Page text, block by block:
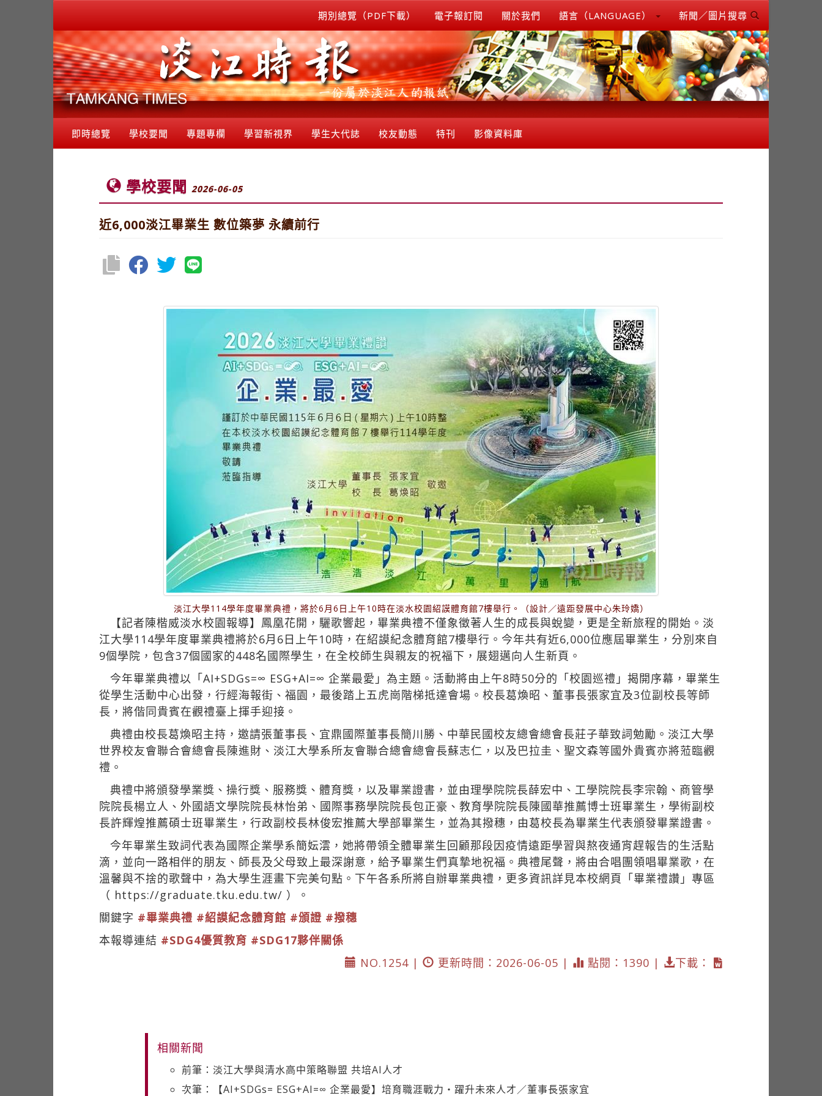
期別總覽（PDF下載） 電子報訂閱 關於我們 語言（LANGUAGE） 新聞／圖片搜尋
即時總覽 學校要聞 專題專欄 學習新視界 學生大代誌 校友動態 特刊 影像資料庫
學校要聞 2026-06-05
近6,000淡江畢業生 數位築夢 永續前行
淡江大學114學年度畢業典禮，將於6月6日上午10時在淡水校園紹謨體育館7樓舉行。（設計／遠距發展中心朱玲嬌）
【記者陳楷威淡水校園報導】鳳凰花開，驪歌響起，畢業典禮不僅象徵著人生的成長與蛻變，更是全新旅程的開始。淡
江大學114學年度畢業典禮將於6月6日上午10時，在紹謨紀念體育館7樓舉行。今年共有近6,000位應屆畢業生，分別來自
9個學院，包含37個國家的448名國際學生，在全校師生與親友的祝福下，展翅邁向人生新頁。
今年畢業典禮以「AI+SDGs=∞ ESG+AI=∞ 企業最愛」為主題。活動將由上午8時50分的「校園巡禮」揭開序幕，畢業生
從學生活動中心出發，行經海報街、福園，最後踏上五虎崗階梯抵達會場。校長葛煥昭、董事長張家宜及3位副校長等師
長，將偕同貴賓在觀禮臺上揮手迎接。
典禮由校長葛煥昭主持，邀請張董事長、宜鼎國際董事長簡川勝、中華民國校友總會總會長莊子華致詞勉勵。淡江大學
世界校友會聯合會總會長陳進財、淡江大學系所友會聯合總會總會長蘇志仁，以及巴拉圭、聖文森等國外貴賓亦將蒞臨觀
禮。
典禮中將頒發學業獎、操行獎、服務獎、體育獎，以及畢業證書，並由理學院院長薛宏中、工學院院長李宗翰、商管學
院院長楊立人、外國語文學院院長林怡弟、國際事務學院院長包正豪、教育學院院長陳國華推薦博士班畢業生，學術副校
長許輝煌推薦碩士班畢業生，行政副校長林俊宏推薦大學部畢業生，並為其撥穗，由葛校長為畢業生代表頒發畢業證書。
今年畢業生致詞代表為國際企業學系簡妘澐，她將帶領全體畢業生回顧那段因疫情遠距學習與熬夜通宵趕報告的生活點
滴，並向一路相伴的朋友、師長及父母致上最深謝意，給予畢業生們真摯地祝福。典禮尾聲，將由合唱團領唱畢業歌，在
溫馨與不捨的歌聲中，為大學生涯畫下完美句點。下午各系所將自辦畢業典禮，更多資訊詳見本校網頁「畢業禮讚」專區
（ https://graduate.tku.edu.tw/ ）。
關鍵字 #畢業典禮 #紹謨紀念體育館 #頒證 #撥穗
本報導連結 #SDG4優質教育 #SDG17夥伴關係
NO.1254 |
更新時間：2026-06-05 | 點閱：1390 | 下載：
相關新聞
前筆：淡江大學與清水高中策略聯盟 共培AI人才
次筆：【AI+SDGs= ESG+AI=∞ 企業最愛】培育職涯戰力‧躍升未來人才／董事長張家宜